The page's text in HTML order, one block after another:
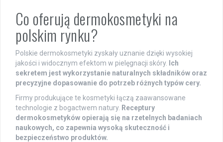
Co oferują dermokosmetyki na
polskim rynku?
Polskie dermokosmetyki zyskały uznanie dzięki wysokiej
jakości i widocznym efektom w pielęgnacji skóry.
Ich
sekretem jest wykorzystanie naturalnych składników oraz
precyzyjne dopasowanie do potrzeb różnych typów cery.
Firmy produkujące te kosmetyki łączą zaawansowane
technologie z bogactwem natury. Receptury
dermokosmetyków opierają się na rzetelnych badaniach
naukowych, co zapewnia wysoką skuteczność i
bezpieczeństwo produktów.